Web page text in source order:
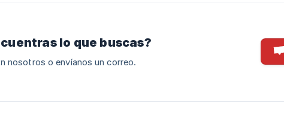
lo que buscas?
nosotros o envíanos un correo.